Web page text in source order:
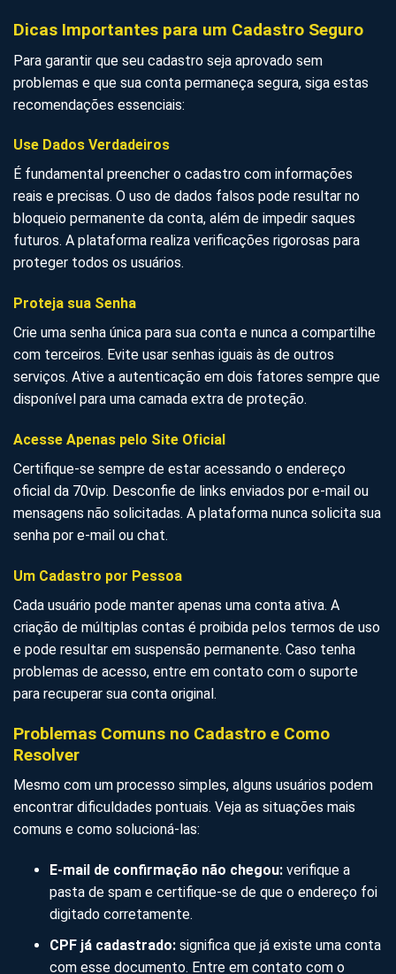
Dicas Importantes para um Cadastro Seguro
Para garantir que seu cadastro seja aprovado sem
problemas e que sua conta permaneça segura, siga estas
recomendações essenciais:
Use Dados Verdadeiros
É fundamental preencher o cadastro com informações
reais e precisas. O uso de dados falsos pode resultar no
bloqueio permanente da conta, além de impedir saques
futuros. A plataforma realiza verificações rigorosas para
proteger todos os usuários.
Proteja sua Senha
Crie uma senha única para sua conta e nunca a compartilhe
com terceiros. Evite usar senhas iguais às de outros
serviços. Ative a autenticação em dois fatores sempre que
disponível para uma camada extra de proteção.
Acesse Apenas pelo Site Oficial
Certifique-se sempre de estar acessando o endereço
oficial da 70vip. Desconfie de links enviados por e-mail ou
mensagens não solicitadas. A plataforma nunca solicita sua
senha por e-mail ou chat.
Um Cadastro por Pessoa
Cada usuário pode manter apenas uma conta ativa. A
criação de múltiplas contas é proibida pelos termos de uso
e pode resultar em suspensão permanente. Caso tenha
problemas de acesso, entre em contato com o suporte
para recuperar sua conta original.
Problemas Comuns no Cadastro e Como
Resolver
Mesmo com um processo simples, alguns usuários podem
encontrar dificuldades pontuais. Veja as situações mais
comuns e como solucioná-las:
E-mail de confirmação não chegou:verifique a
pasta de spam e certifique-se de que o endereço foi
digitado corretamente.
CPF já cadastrado:significa que já existe uma conta
com esse documento. Entre em contato com o